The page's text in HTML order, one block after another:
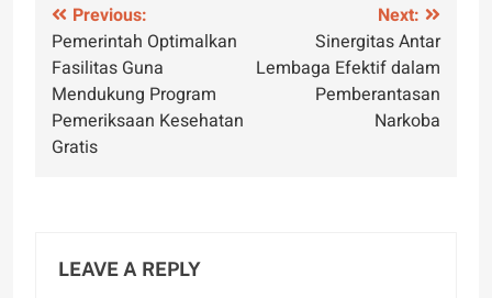
Post
navigation
Previous:
Pemerintah Optimalkan
Fasilitas Guna
Mendukung Program
Pemeriksaan Kesehatan
Gratis
Next:
Sinergitas Antar
Lembaga Efektif dalam
Pemberantasan
Narkoba
LEAVE A REPLY